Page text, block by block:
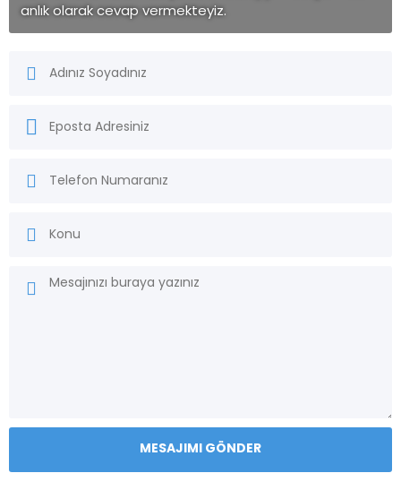
anlık olarak cevap vermekteyiz.